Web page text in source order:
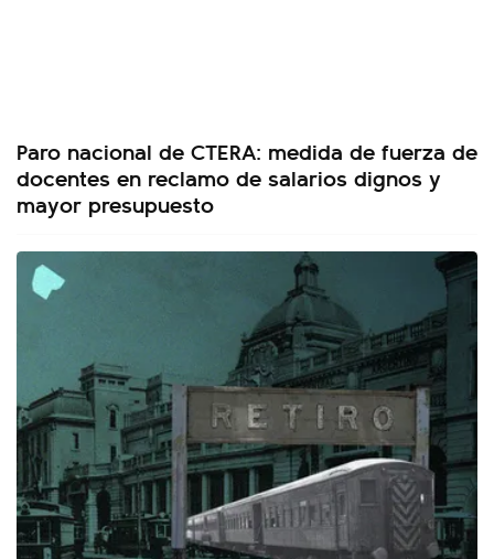
Paro nacional de CTERA: medida de fuerza de
docentes en reclamo de salarios dignos y
mayor presupuesto